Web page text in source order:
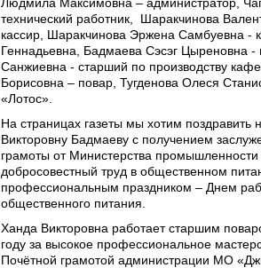
технический работник, Шаракчинова
кассир, Шаракчинова Эржена Самбуевна -
Геннадьевна, Бадмаева Сэсэг Цыреновна -
Санжиевна - старший по производству
Борисовна – повар, Тугденова Олеся
«Лотос».
На страницах газеты мы хотим
Викторовну Бадмаеву с получением
грамоты от Министерства промышленности
добросовестный труд в общественном
профессиональным праздником – Днем
общественного питания.
Ханда Викторовна работает старшим
году за высокое профессиональное
Почётной грамотой администрации МО